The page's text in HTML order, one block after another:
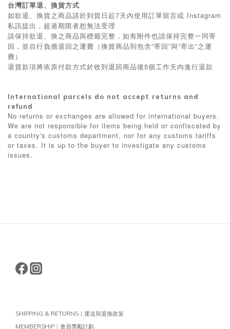
台灣訂單退、換貨方式
如欲退、換貨之商品請於到貨日起7天內使用訂單留言或 Instagram
私訊提出，超過期限者恕無法受理
請保持欲退、換之商品與標籤完整，如有附件也請保持完整一同寄
回，並自行負擔退回之運費（換貨商品則包含“寄回”與“寄出”之運
費）
退貨款項將依原付款方式於收到退回商品後5個工作天內進行退款
International parcels do not accept returns and
refund
No returns or exchanges are allowed for international buyers.
We are not responsible for items being held or confiscated by
a country's customs department, nor for any customs tariffs
or taxes. It is up to the buyer to investigate any customs
issues.
SHIPPING & RETURNS｜運送與退換政策
MEMBERSHIP｜會員獎勵計劃